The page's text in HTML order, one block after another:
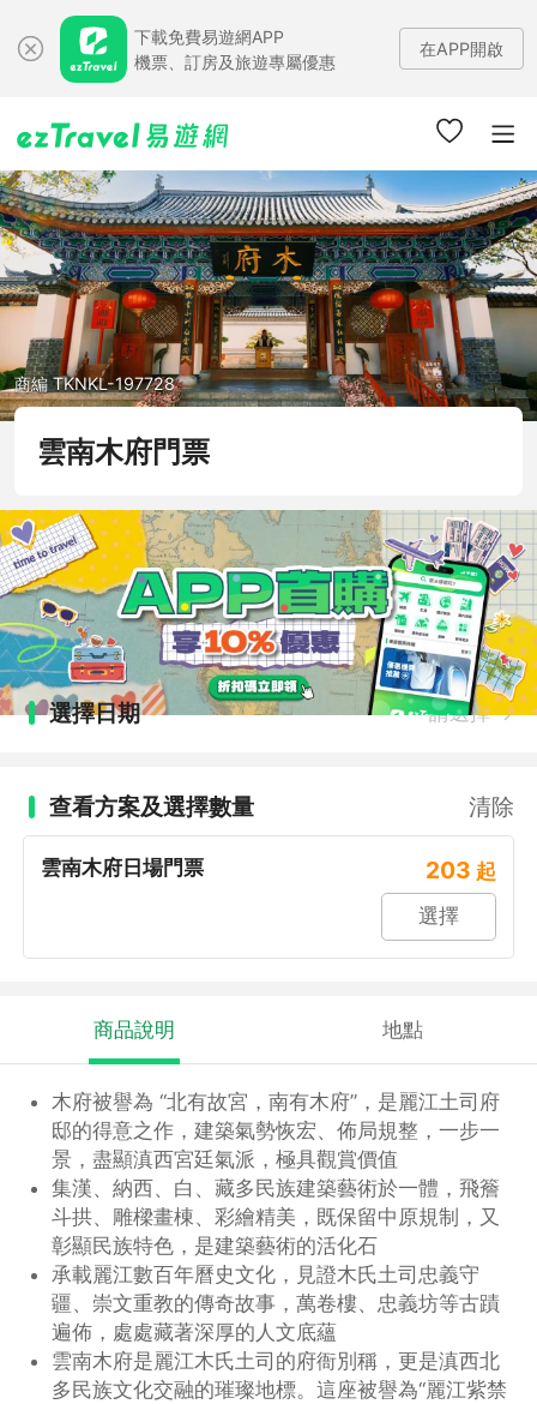
下載免費易遊網APP
機票、訂房及旅遊專屬優惠
在APP開啟
商編 TKNKL-197728
雲南木府門票
選擇日期 請選擇
查看方案及選擇數量 清除
雲南木府日場門票 203 起
選擇
商品說明 地點
木府被譽為 “北有故宮，南有木府”，是麗江土司府
邸的得意之作，建築氣勢恢宏、佈局規整，一步一
景，盡顯滇西宮廷氣派，極具觀賞價值
集漢、納西、白、藏多民族建築藝術於一體，飛簷
斗拱、雕樑畫棟、彩繪精美，既保留中原規制，又
彰顯民族特色，是建築藝術的活化石
承載麗江數百年曆史文化，見證木氏土司忠義守
疆、崇文重教的傳奇故事，萬卷樓、忠義坊等古蹟
遍佈，處處藏著深厚的人文底蘊
雲南木府是麗江木氏土司的府衙別稱，更是滇西北
多民族文化交融的璀璨地標。這座被譽為“麗江紫禁